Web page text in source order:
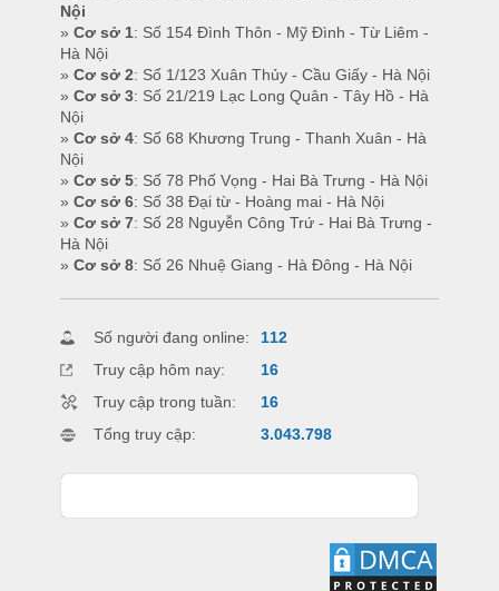
Nội
» Cơ sở 1: Số 154 Đình Thôn - Mỹ Đình - Từ Liêm -
Hà Nội
» Cơ sở 2: Số 1/123 Xuân Thủy - Cầu Giấy - Hà Nội
» Cơ sở 3: Số 21/219 Lạc Long Quân - Tây Hồ - Hà
Nội
» Cơ sở 4: Số 68 Khương Trung - Thanh Xuân - Hà
Nội
» Cơ sở 5: Số 78 Phố Vọng - Hai Bà Trưng - Hà Nội
» Cơ sở 6: Số 38 Đại từ - Hoàng mai - Hà Nội
» Cơ sở 7: Số 28 Nguyễn Công Trứ - Hai Bà Trưng -
Hà Nội
» Cơ sở 8: Số 26 Nhuệ Giang - Hà Đông - Hà Nội
Số người đang online:
112
Truy cập hôm nay:
16
Truy cập trong tuần:
16
Tổng truy cập:
3.043.798